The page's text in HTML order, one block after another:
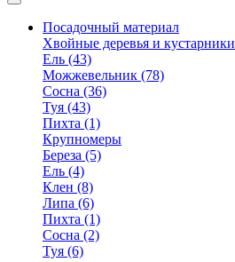
Посадочный материал
Хвойные деревья и кустарники
Ель (43)
Можжевельник (78)
Сосна (36)
Туя (43)
Пихта (1)
Крупномеры
Береза (5)
Ель (4)
Клен (8)
Липа (6)
Пихта (1)
Сосна (2)
Туя (6)